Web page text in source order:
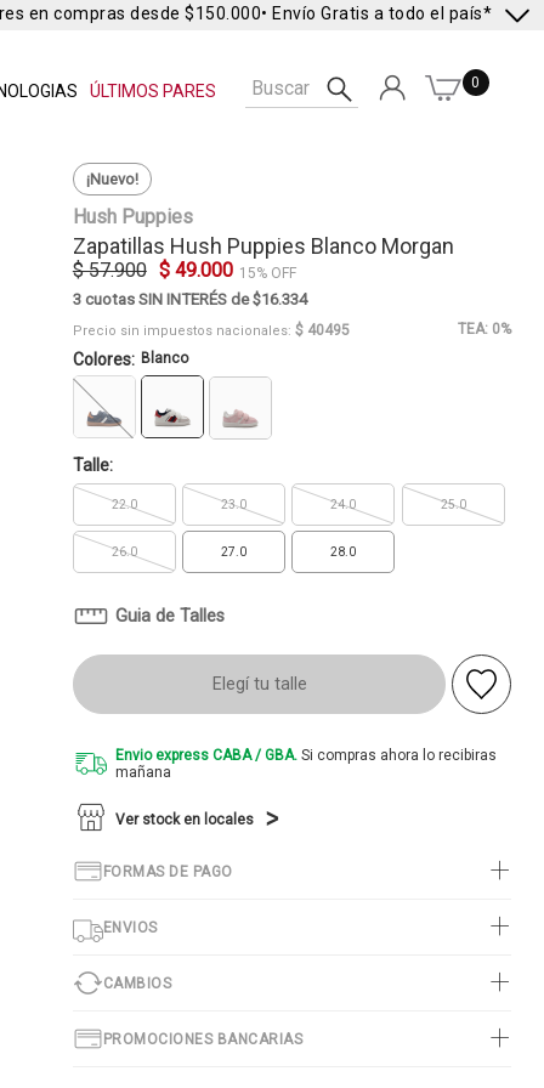
ÚLTIMOS PARES
en compras desde $150.000• Envío Gratis a todo el país* •Envío
0
¡Nuevo!
Hush Puppies
Zapatillas Hush Puppies Blanco Morgan
$ 57.900 $ 49.000 15% OFF
3 cuotas SIN INTERÉS de $16.334
Precio sin impuestos nacionales: $ 40495 TEA: 0%
Colores: Blanco
Talle:
22.0 23.0 24.0 25.0
26.0 27.0 28.0
Guia de Talles
Elegí tu talle
Envio express CABA / GBA.Si compras ahora lo recibiras
mañana
Ver stock en locales
FORMAS DE PAGO
ENVIOS
CAMBIOS
PROMOCIONES BANCARIAS